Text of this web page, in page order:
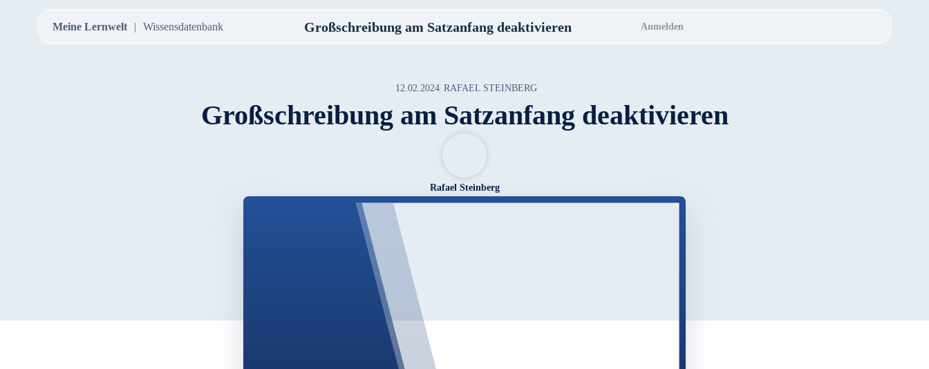
Meine Lernwelt Wissensdatenbank Großschreibung am Satzanfang deaktivieren Anmelden
12.02.2024 RAFAEL STEINBERG
Großschreibung am Satzanfang deaktivieren
Rafael Steinberg